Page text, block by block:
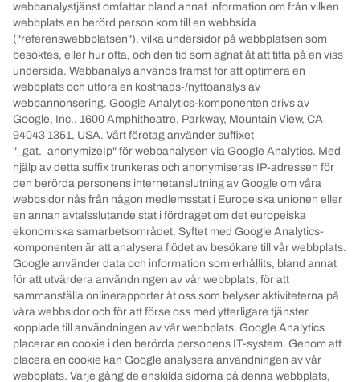
webbanalystjänst omfattar bland annat information om från vilken
webbplats en berörd person kom till en webbsida
("referenswebbplatsen"), vilka undersidor på webbplatsen som
besöktes, eller hur ofta, och den tid som ägnat åt att titta på en viss
undersida. Webbanalys används främst för att optimera en
webbplats och utföra en kostnads-/nyttoanalys av
webbannonsering. Google Analytics-komponenten drivs av
Google, Inc., 1600 Amphitheatre, Parkway, Mountain View, CA
94043 1351, USA. Vårt företag använder suffixet
"_gat._anonymizeIp" för webbanalysen via Google Analytics. Med
hjälp av detta suffix trunkeras och anonymiseras IP-adressen för
den berörda personens internetanslutning av Google om våra
webbsidor nås från någon medlemsstat i Europeiska unionen eller
en annan avtalsslutande stat i fördraget om det europeiska
ekonomiska samarbetsområdet. Syftet med Google Analytics-
komponenten är att analysera flödet av besökare till vår webbplats.
Google använder data och information som erhållits, bland annat
för att utvärdera användningen av vår webbplats, för att
sammanställa onlinerapporter åt oss som belyser aktiviteterna på
våra webbsidor och för att förse oss med ytterligare tjänster
kopplade till användningen av vår webbplats. Google Analytics
placerar en cookie i den berörda personens IT-system. Genom att
placera en cookie kan Google analysera användningen av vår
webbplats. Varje gång de enskilda sidorna på denna webbplats,